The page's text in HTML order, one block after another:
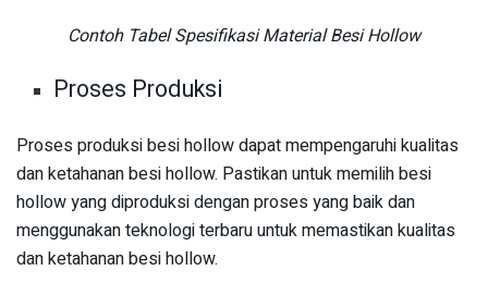
Contoh Tabel Spesifikasi Material Besi Hollow
Proses Produksi
Proses produksi besi hollow dapat mempengaruhi kualitas
dan ketahanan besi hollow. Pastikan untuk memilih besi
hollow yang diproduksi dengan proses yang baik dan
menggunakan teknologi terbaru untuk memastikan kualitas
dan ketahanan besi hollow.